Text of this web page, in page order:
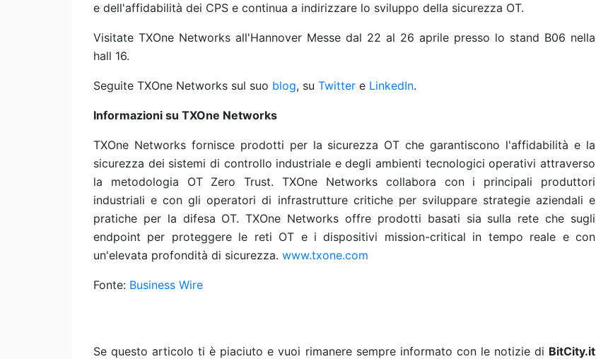
e dell'affidabilità dei CPS e continua a indirizzare lo sviluppo della sicurezza OT.
Visitate TXOne Networks all'Hannover Messe dal 22 al 26 aprile presso lo stand B06 nella
hall 16.
Seguite TXOne Networks sul suo blog, su Twitter e LinkedIn.
Informazioni su TXOne Networks
TXOne Networks fornisce prodotti per la sicurezza OT che garantiscono l'affidabilità e la
sicurezza dei sistemi di controllo industriale e degli ambienti tecnologici operativi attraverso
la metodologia OT Zero Trust. TXOne Networks collabora con i principali produttori
industriali e con gli operatori di infrastrutture critiche per sviluppare strategie aziendali e
pratiche per la difesa OT. TXOne Networks offre prodotti basati sia sulla rete che sugli
endpoint per proteggere le reti OT e i dispositivi mission-critical in tempo reale e con
un'elevata profondità di sicurezza. www.txone.com
Fonte: Business Wire
Se questo articolo ti è piaciuto e vuoi rimanere sempre informato con le notizie di BitCity.it